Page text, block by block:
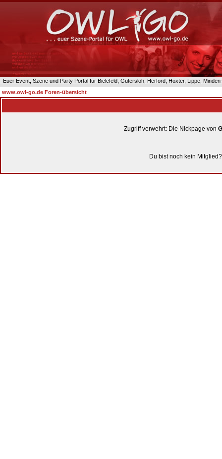
Euer Event, Szene und Party Portal für Bielefeld, Gütersloh, Herford, Höxter, Lippe,
www.owl-go.de Foren-übersicht
Zugriff verwehrt: Die Nickpage von
Du bist noch kein